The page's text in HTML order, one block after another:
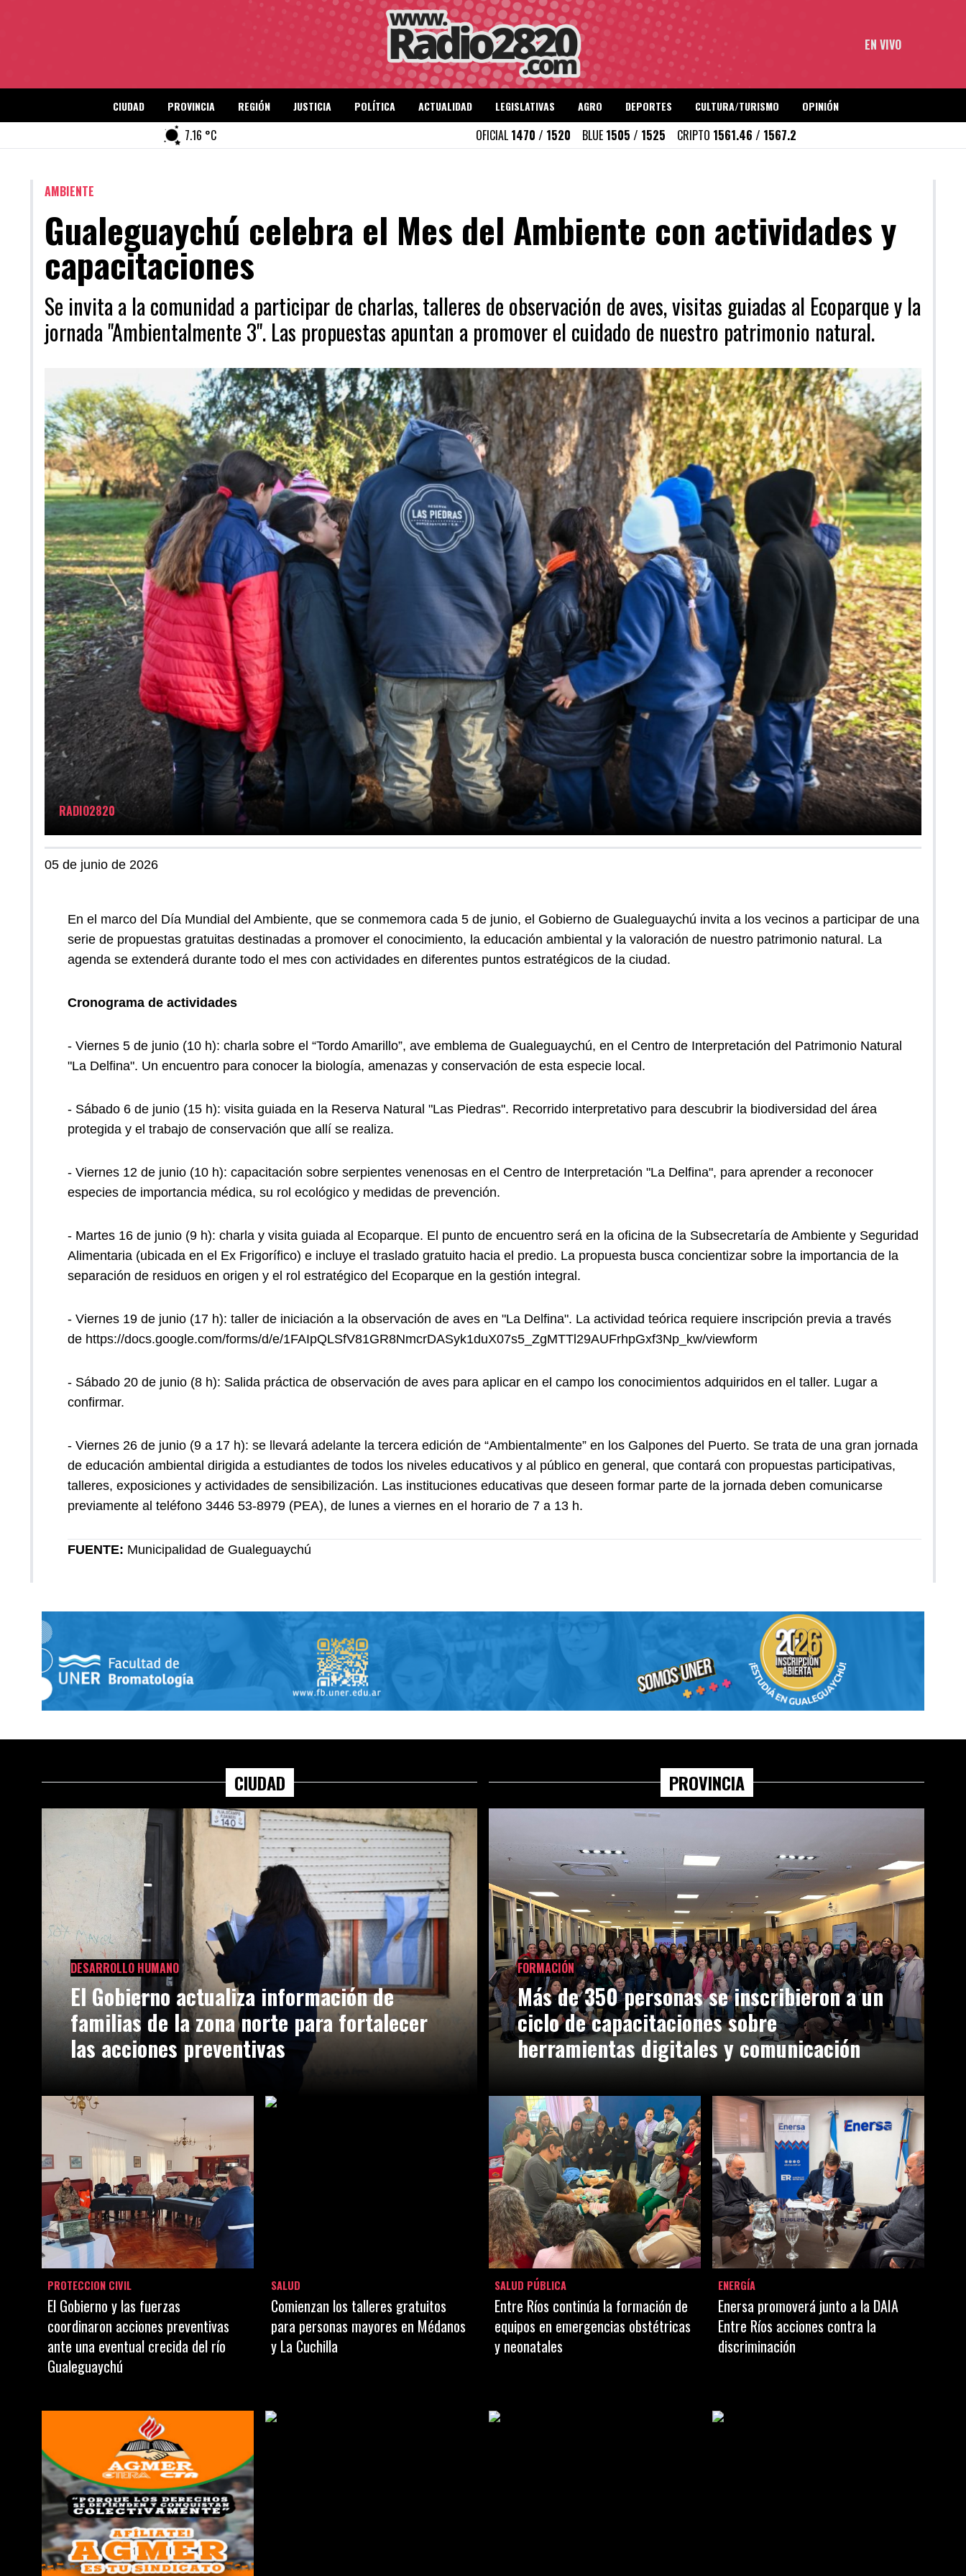
EN VIVO
CIUDAD PROVINCIA REGIÓN JUSTICIA POLÍTICA ACTUALIDAD LEGISLATIVAS AGRO DEPORTES CULTURA/TURISMO OPINIÓN
7.16 °C OFICIAL 1470 / 1520 BLUE 1505 / 1525 CRIPTO 1561.46 / 1567.2
AMBIENTE
Gualeguaychú celebra el Mes del Ambiente con actividades y
capacitaciones
Se invita a la comunidad a participar de charlas, talleres de observación de aves, visitas guiadas al Ecoparque y la
jornada "Ambientalmente 3". Las propuestas apuntan a promover el cuidado de nuestro patrimonio natural.
RADIO2820
05 de junio de 2026
En el marco del Día Mundial del Ambiente, que se conmemora cada 5 de junio, el Gobierno de Gualeguaychú invita a los vecinos a participar de una
serie de propuestas gratuitas destinadas a promover el conocimiento, la educación ambiental y la valoración de nuestro patrimonio natural. La
agenda se extenderá durante todo el mes con actividades en diferentes puntos estratégicos de la ciudad.
Cronograma de actividades
- Viernes 5 de junio (10 h): charla sobre el “Tordo Amarillo”, ave emblema de Gualeguaychú, en el Centro de Interpretación del Patrimonio Natural
"La Delfina". Un encuentro para conocer la biología, amenazas y conservación de esta especie local.
- Sábado 6 de junio (15 h): visita guiada en la Reserva Natural "Las Piedras". Recorrido interpretativo para descubrir la biodiversidad del área
protegida y el trabajo de conservación que allí se realiza.
- Viernes 12 de junio (10 h): capacitación sobre serpientes venenosas en el Centro de Interpretación "La Delfina", para aprender a reconocer
especies de importancia médica, su rol ecológico y medidas de prevención.
- Martes 16 de junio (9 h): charla y visita guiada al Ecoparque. El punto de encuentro será en la oficina de la Subsecretaría de Ambiente y Seguridad
Alimentaria (ubicada en el Ex Frigorífico) e incluye el traslado gratuito hacia el predio. La propuesta busca concientizar sobre la importancia de la
separación de residuos en origen y el rol estratégico del Ecoparque en la gestión integral.
- Viernes 19 de junio (17 h): taller de iniciación a la observación de aves en "La Delfina". La actividad teórica requiere inscripción previa a través
de https://docs.google.com/forms/d/e/1FAIpQLSfV81GR8NmcrDASyk1duX07s5_ZgMTTl29AUFrhpGxf3Np_kw/viewform
- Sábado 20 de junio (8 h): Salida práctica de observación de aves para aplicar en el campo los conocimientos adquiridos en el taller. Lugar a
confirmar.
- Viernes 26 de junio (9 a 17 h): se llevará adelante la tercera edición de “Ambientalmente” en los Galpones del Puerto. Se trata de una gran jornada
de educación ambiental dirigida a estudiantes de todos los niveles educativos y al público en general, que contará con propuestas participativas,
talleres, exposiciones y actividades de sensibilización. Las instituciones educativas que deseen formar parte de la jornada deben comunicarse
previamente al teléfono 3446 53-8979 (PEA), de lunes a viernes en el horario de 7 a 13 h.
FUENTE: Municipalidad de Gualeguaychú
CIUDAD
DESARROLLO HUMANO
El Gobierno actualiza información de
familias de la zona norte para fortalecer
las acciones preventivas
PROTECCION CIVIL
El Gobierno y las fuerzas
coordinaron acciones preventivas
ante una eventual crecida del río
Gualeguaychú
SALUD
Comienzan los talleres gratuitos
para personas mayores en Médanos
y La Cuchilla
PROVINCIA
FORMACIÓN
Más de 350 personas se inscribieron a un
ciclo de capacitaciones sobre
herramientas digitales y comunicación
SALUD PÚBLICA
Entre Ríos continúa la formación de
equipos en emergencias obstétricas
y neonatales
ENERGÍA
Enersa promoverá junto a la DAIA
Entre Ríos acciones contra la
discriminación